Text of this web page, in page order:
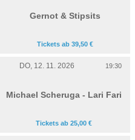
Gernot & Stipsits
Tickets ab 39,50 €
DO, 12. 11. 2026 19:30
Michael Scheruga - Lari Fari
Tickets ab 25,00 €